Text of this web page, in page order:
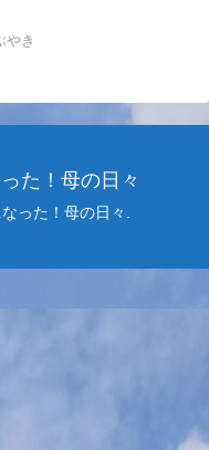
やき
た！母の日々
った！母の日々.